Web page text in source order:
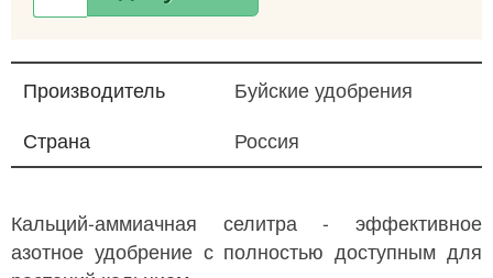
Производитель
Буйские удобрения
Страна
Россия
Кальций-аммиачная селитра - эффективное
азотное удобрение с полностью доступным для